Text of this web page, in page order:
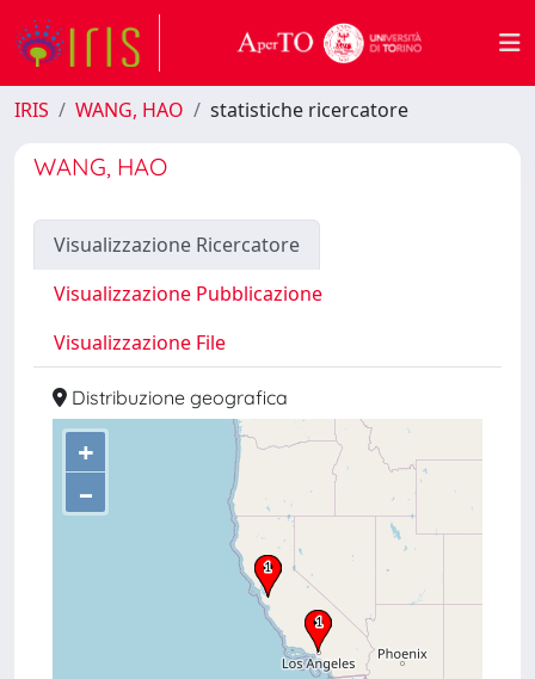
IRIS WANG, HAO statistiche ricercatore
WANG, HAO
Visualizzazione Ricercatore
Visualizzazione Pubblicazione
Visualizzazione File
Distribuzione geografica
+
–